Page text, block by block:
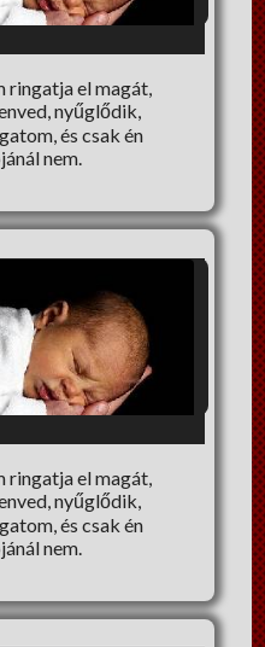
ringatja el magát,
nyűglődik,
és csak én
nem.
ringatja el magát,
nyűglődik,
és csak én
nem.